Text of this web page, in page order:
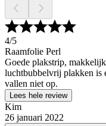
4/5
Raamfolie Perl
Goede plakstrip,
luchtbubbelvrij plakken is
vallen niet op.
Lees hele review
Kim
26 januari 2022